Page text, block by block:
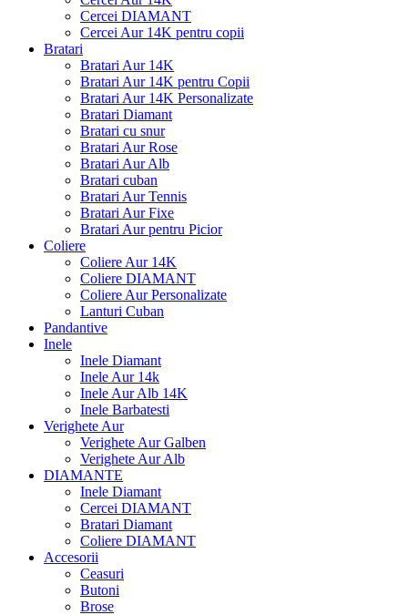
Cercei DIAMANT
Cercei Aur 14K pentru copii
Bratari
Bratari Aur 14K
Bratari Aur 14K pentru Copii
Bratari Aur 14K Personalizate
Bratari Diamant
Bratari cu snur
Bratari Aur Rose
Bratari Aur Alb
Bratari cuban
Bratari Aur Tennis
Bratari Aur Fixe
Bratari Aur pentru Picior
Coliere
Coliere Aur 14K
Coliere DIAMANT
Coliere Aur Personalizate
Lanturi Cuban
Pandantive
Inele
Inele Diamant
Inele Aur 14k
Inele Aur Alb 14K
Inele Barbatesti
Verighete Aur
Verighete Aur Galben
Verighete Aur Alb
DIAMANTE
Inele Diamant
Cercei DIAMANT
Bratari Diamant
Coliere DIAMANT
Accesorii
Ceasuri
Butoni
Brose